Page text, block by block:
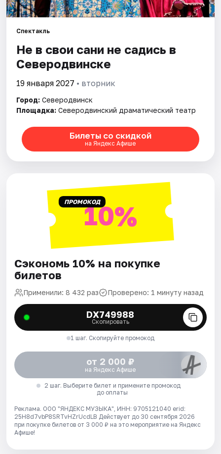
Рейтинги
Спектакль
Не в свои сани не садись в
Северодвинске
19 января 2027 • вторник
Город: Северодвинск
Площадка: Северодвинский драматический театр
Билеты со скидкой
на Яндекс Афише
ПРОМОКОД10%
Сэкономь 10% на покупке
билетов
Применили: 8 432 раз Проверено: 1 минуту назад
DX749988
Скопировать
1 шаг. Скопируйте промокод
от 2 000 ₽
на Яндекс Афише
2 шаг. Выберите билет и примените промокод
до оплаты
Реклама. ООО "ЯНДЕКС МУЗЫКА", ИНН: 9705121040 erid:
25H8d7vbP8SRTvHZrUcdLB Действует до 30 сентября 2026
при покупке билетов от 3 000 ₽ на это мероприятие на Яндекс
Афише!